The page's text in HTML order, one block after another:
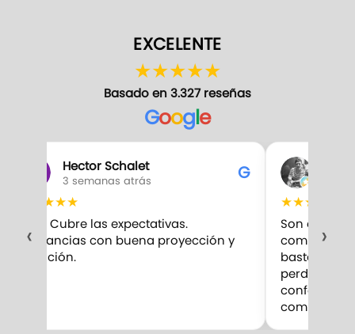
EXCELENTE
★★★★★
Basado en 3.327 reseñas
Google
‹
Hector Schalet
3 semanas atrás G
★★★
10/10 Cubre las expectativas.
Fragancias con buena proyección y
duración.
★★★
Son
compro.
bastante
perduran
confesar
›